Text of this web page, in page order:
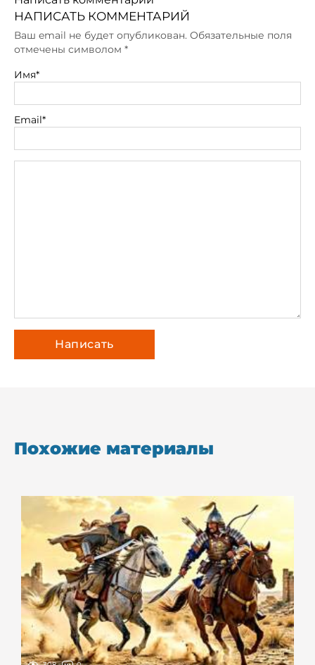
НАПИСАТЬ КОММЕНТАРИЙ
Ваш email не будет опубликован. Обязательные поля
отмечены символом *
Имя*
Email*
Похожие материалы